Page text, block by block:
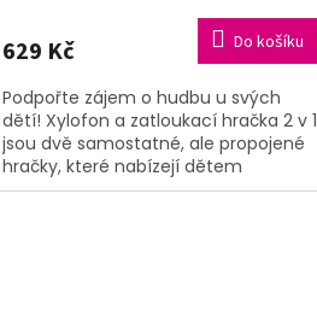
629 Kč Do košíku
Podpořte zájem o hudbu u svých
dětí! Xylofon a zatloukací hračka 2 v 1
jsou dvě samostatné, ale propojené
hračky, které nabízejí dětem
možnost objevovat rytmus a zvuky